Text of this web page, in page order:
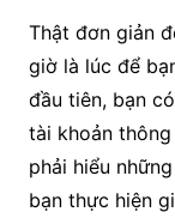
Thật đơn giản
giờ là lúc để
đầu tiên, bạn
tài khoản
phải hiểu
bạn thực hiện